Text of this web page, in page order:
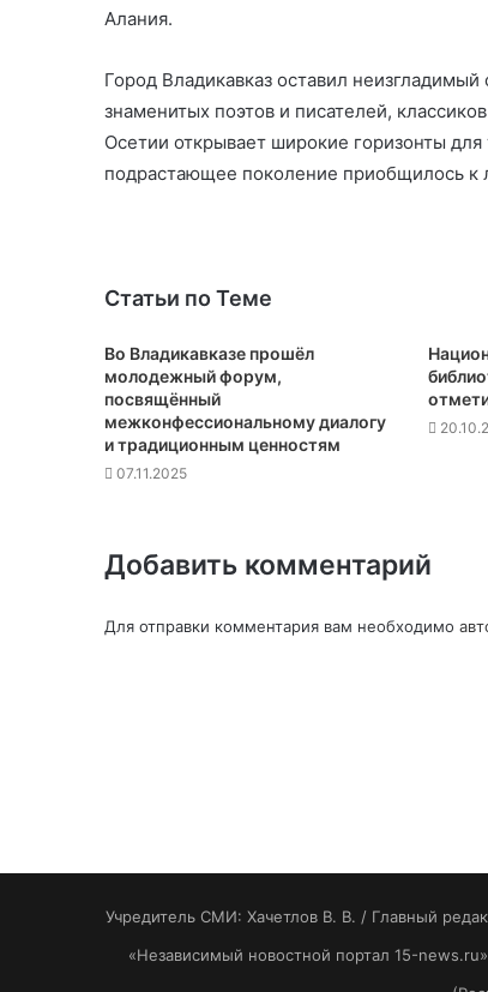
Алания.
Город Владикавказ оставил
знаменитых поэтов и писателей,
Осетии открывает широкие горизонты
подрастающее поколение приобщилось к
Статьи по Теме
Во Владикавказе прошёл
молодежный форум,
посвящённый
межконфессиональному диалогу
и традиционным ценностям
07.11.2025
Добавить комментарий
Для отправки комментария вам необходимо
Учредитель СМИ: Хaчeтлoв B. B. / Главный
«Независимый новостной портал 15-